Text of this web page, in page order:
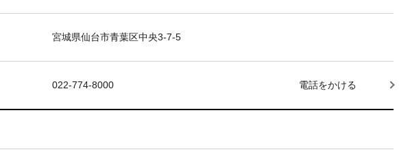
宮城県仙台市青葉区中央3-7-5
022-774-8000 電話をかける